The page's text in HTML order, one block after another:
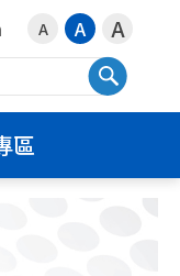
A A A
區